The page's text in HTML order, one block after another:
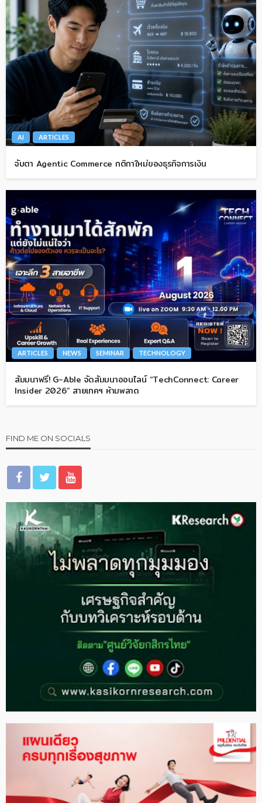
AI ARTICLES
จับตา Agentic Commerce กติกาใหม่ของธุรกิจการเงิน
ARTICLES NEWS SEMINAR TECHNOLOGY
สัมมนาฟรี! G-Able จัดสัมมนาออนไลน์ “TechConnect: Career
Insider 2026” สายเทคฯ ห้ามพลาด
FIND ME ON SOCIALS